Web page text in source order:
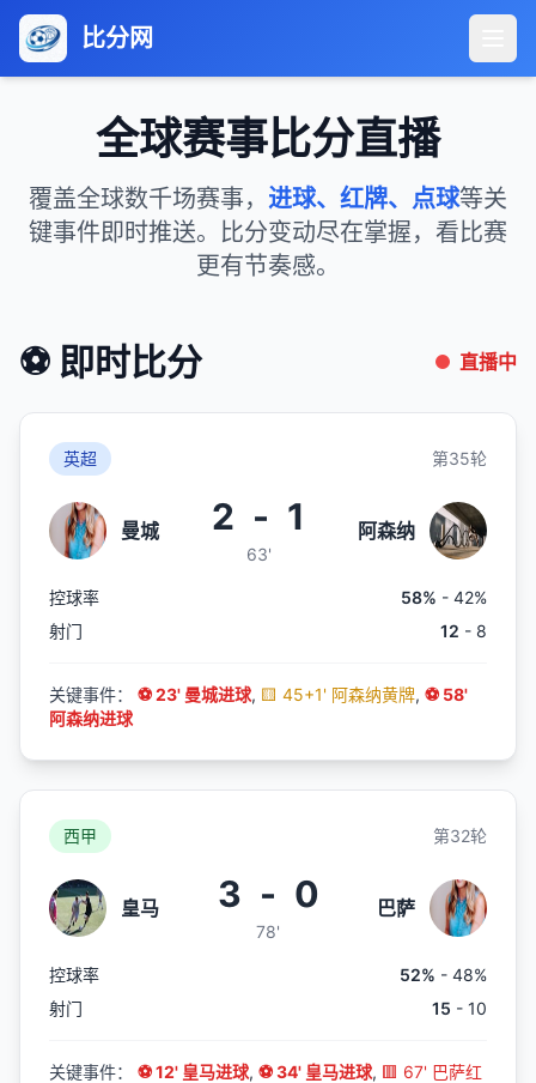
比分网
全球赛事比分直播
覆盖全球数千场赛事， 进球、红牌、点球等关
键事件即时推送。比分变动尽在掌握，看比赛
更有节奏感。
⚽ 即时比分 直播中
英超 第35轮
曼城 2 - 1
63'
阿森纳
控球率 58% - 42%
射门
12 - 8
关键事件： ⚽ 23' 曼城进球, 🟨 45+1' 阿森纳黄牌, ⚽ 58'
阿森纳进球
西甲 第32轮
皇马 3 - 0
78'
巴萨
控球率 52% - 48%
射门
15 - 10
关键事件： ⚽ 12' 皇马进球, ⚽ 34' 皇马进球, 🟥 67' 巴萨红